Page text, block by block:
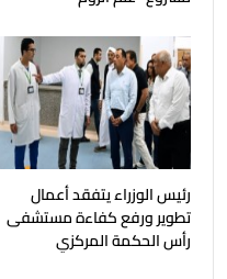
رئيس الوزراء يتفقد أعمال
تطوير ورفع كفاءة مستشفى
رأس الحكمة المركزي